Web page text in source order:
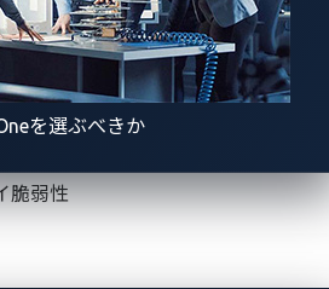
を選ぶべきか
脆弱性
ワークを再現したミニチュアプ
ストベッドです。4つの電子制御
有CAN/CAN-FDバスを介して通
現しています。ハードウェアと
張性を考慮して設計されていま